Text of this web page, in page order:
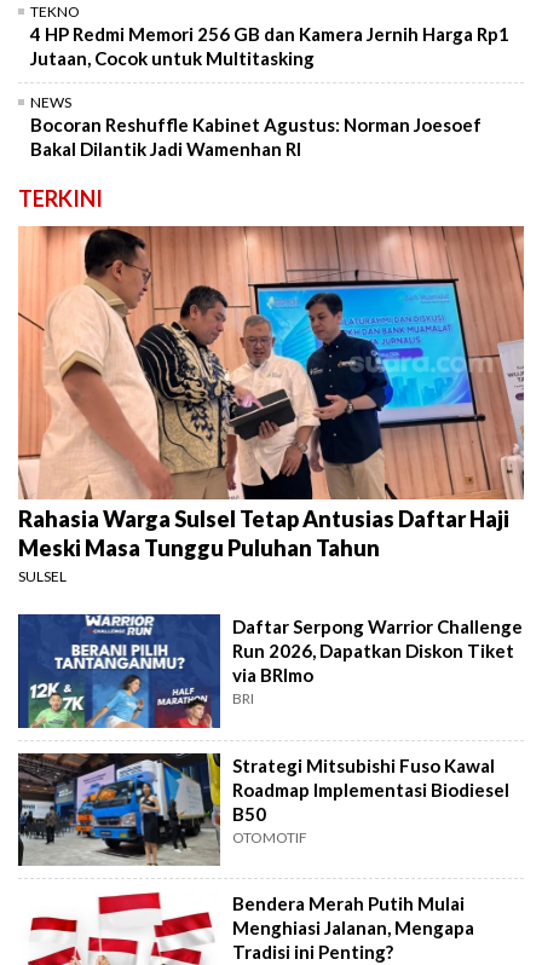
TEKNO
4 HP Redmi Memori 256 GB dan Kamera Jernih Harga Rp1
Jutaan, Cocok untuk Multitasking
NEWS
Bocoran Reshuffle Kabinet Agustus: Norman Joesoef
Bakal Dilantik Jadi Wamenhan RI
TERKINI
Rahasia Warga Sulsel Tetap Antusias Daftar Haji
Meski Masa Tunggu Puluhan Tahun
SULSEL
Daftar Serpong Warrior Challenge
Run 2026, Dapatkan Diskon Tiket
via BRImo
BRI
Strategi Mitsubishi Fuso Kawal
Roadmap Implementasi Biodiesel
B50
OTOMOTIF
Bendera Merah Putih Mulai
Menghiasi Jalanan, Mengapa
Tradisi ini Penting?